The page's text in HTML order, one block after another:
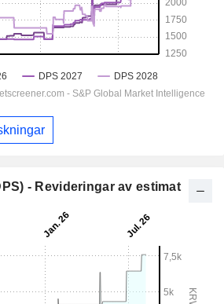
- Revideringar av estimat